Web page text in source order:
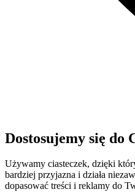
Dostosujemy się do
Używamy ciasteczek, dzięki
bardziej przyjazna i działa
dopasować treści i reklamy do